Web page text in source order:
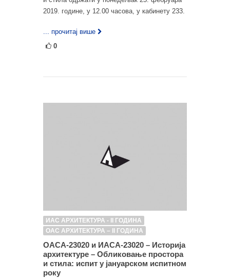
2019. године, у 12.00 часова, у кабинету 233.
... прочитај више
0
ИАС АРХИТЕКТУРА - II ГОДИНА
ОАС АРХИТЕКТУРА – II ГОДИНА
ОАСА-23020 и ИАСА-23020 – Историја
архитектуре – Обликовање простора
и стила: испит у јануарском испитном
року